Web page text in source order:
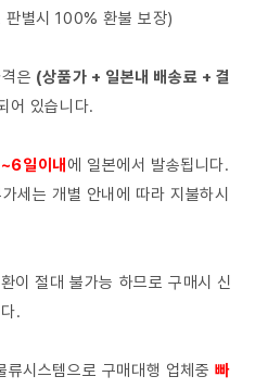
판별시 100% 환불 보장)
은 (상품가 + 일본내 배송료 + 결
어 있습니다.
일이내 에 일본에서 발송됩니다.
세는 개별 안내에 따라 지불하시
이 절대 불가능 하므로 구매시 신
.
류시스템으로 구매대행 업체중빠